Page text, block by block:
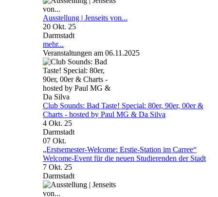
Ausstellung | Jenseits von...
20 Okt. 25
Darmstadt
mehr...
Veranstaltungen am 06.11.2025
Club Sounds: Bad Taste! Special: 80er, 90er, 00er &
Charts - hosted by Paul MG & Da Silva
4 Okt. 25
Darmstadt
07 Okt.
„Erstsemester-Welcome: Erstie-Station im Carree“
Welcome-Event für die neuen Studierenden der Stadt
7 Okt. 25
Darmstadt